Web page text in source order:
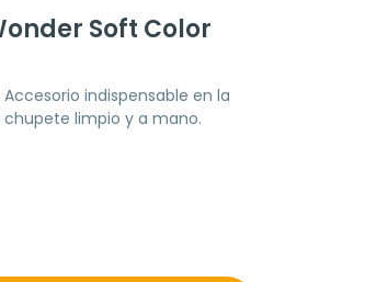
Soft Color
indispensable en la
limpio y a mano.